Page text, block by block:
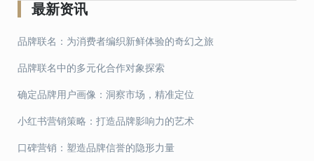
导
航
最新资讯
品牌联名：为消费者编织新鲜体验的奇幻之旅
品牌联名中的多元化合作对象探索
确定品牌用户画像：洞察市场，精准定位
小红书营销策略：打造品牌影响力的艺术
口碑营销：塑造品牌信誉的隐形力量